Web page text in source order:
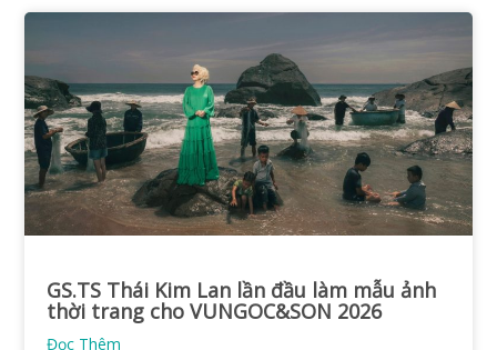
GS.TS Thái Kim Lan lần đầu làm mẫu ảnh
thời trang cho VUNGOC&SON 2026
Đọc Thêm